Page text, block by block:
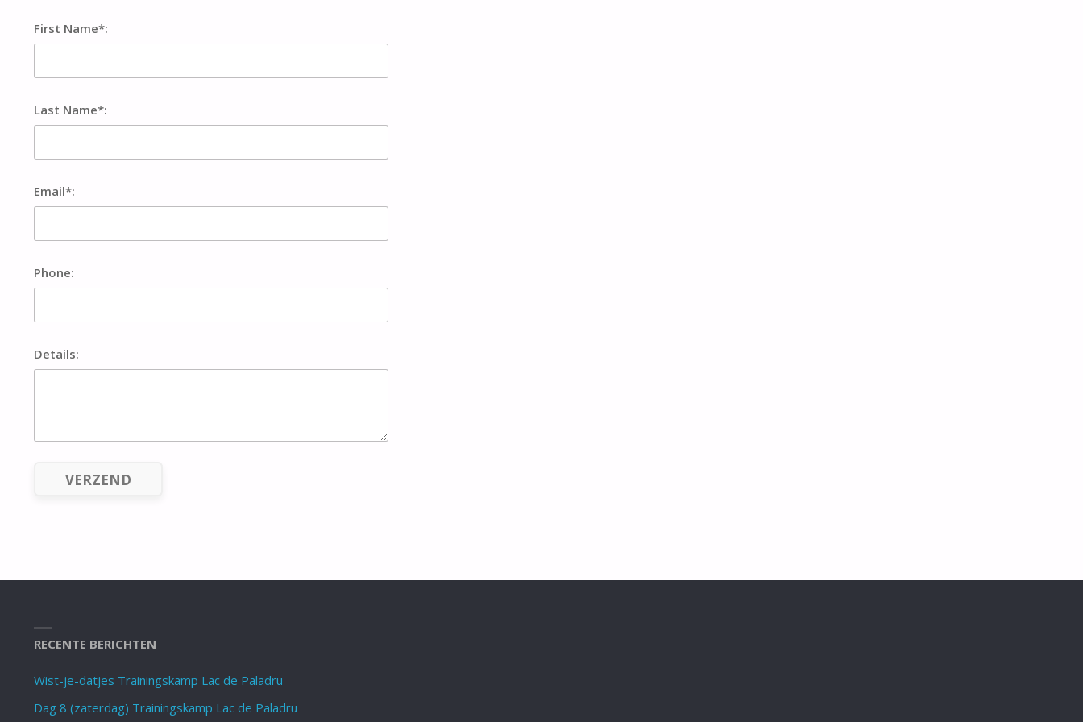
First Name*:
Last Name*:
Email*:
Phone:
Details:
VERZEND
RECENTE BERICHTEN
Wist-je-datjes Trainingskamp Lac de Paladru
Dag 8 (zaterdag) Trainingskamp Lac de Paladru